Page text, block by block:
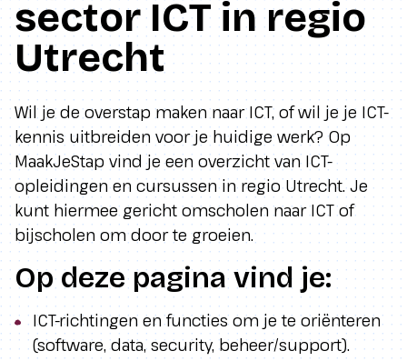
sector ICT in regio
Utrecht
Wil je de overstap maken naar ICT, of wil je je ICT-
kennis uitbreiden voor je huidige werk? Op
MaakJeStap vind je een overzicht van ICT-
opleidingen en cursussen in regio Utrecht. Je
kunt hiermee gericht omscholen naar ICT of
bijscholen om door te groeien.
Op deze pagina vind je:
ICT-richtingen en functies om je te oriënteren
(software, data, security, beheer/support).